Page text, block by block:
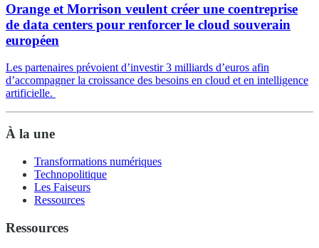
Orange et Morrison veulent créer une coentreprise
de data centers pour renforcer le cloud souverain
européen
Les partenaires prévoient d’investir 3 milliards d’euros afin
d’accompagner la croissance des besoins en cloud et en intelligence
artificielle.
À la une
Transformations numériques
Technopolitique
Les Faiseurs
Ressources
Ressources